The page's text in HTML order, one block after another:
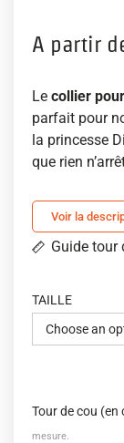
A partir
Le collier
parfait pour
la princesse
que rien
Voir la
Guide tour
TAILLE
Tour de cou (en
mesure.